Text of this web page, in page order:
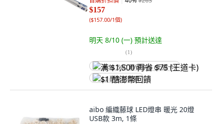
$157
($157.00/1個)
明天 8/10 (一) 預計送達
(1)
满 $1,500 再省 $75 (王道卡)
$1 酷澎幣回饋
aibo 編織藤球 LED燈串 暖光 20燈
USB款 3m, 1條